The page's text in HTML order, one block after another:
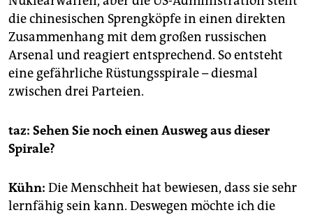
die chinesischen Sprengköpfe in einen direkten
Zusammenhang mit dem großen russischen
Arsenal und reagiert entsprechend. So entsteht
eine gefährliche Rüstungsspirale – diesmal
zwischen drei Parteien.
taz: Sehen Sie noch einen Ausweg aus dieser
Spirale?
Kühn: Die Menschheit hat bewiesen, dass sie sehr
lernfähig sein kann. Deswegen möchte ich die